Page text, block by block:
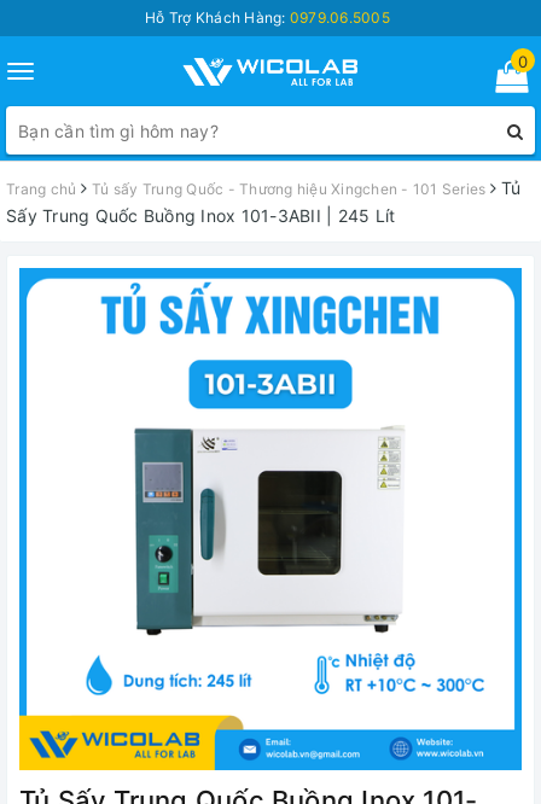
Hỗ Trợ Khách Hàng: 0979.06.5005
Toggle
navigation
0
Trang chủ Tủ sấy Trung Quốc - Thương hiệu Xingchen - 101 Series
Tủ
Sấy Trung Quốc Buồng Inox 101-3ABII | 245 Lít